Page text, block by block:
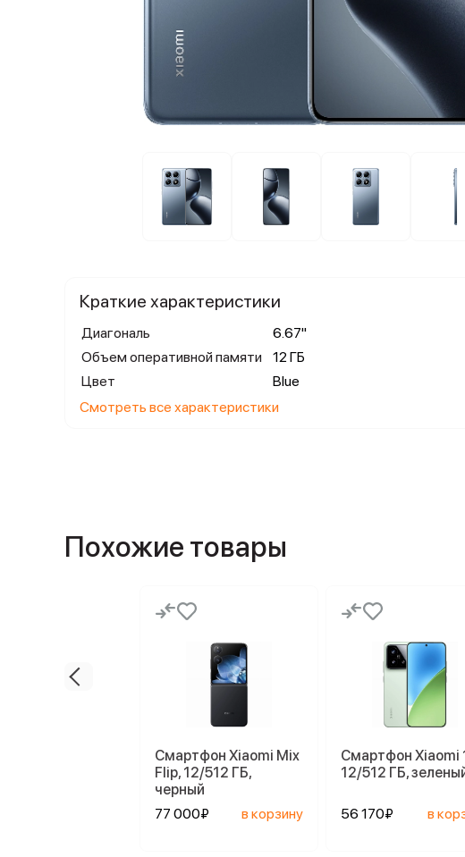
Краткие характеристики
Диагональ
6.67"
Объем оперативной памяти
12 ГБ
Цвет
Blue
Смотреть все характеристики
Похожие товары
Смартфон Xiaomi Mix
Flip, 12/512 ГБ,
черный
77 000₽
в корзину
Смартфон Xiaomi
12/512 ГБ,
56 170₽ в